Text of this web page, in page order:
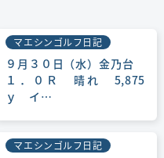
：相談（税込）
：50万円（税込）
：40万円（税込）
マエシンゴルフ日記
９月３０日（水）金乃台
１．０Ｒ 晴れ 5,875
ｙ イ…
マエシンゴルフ日記